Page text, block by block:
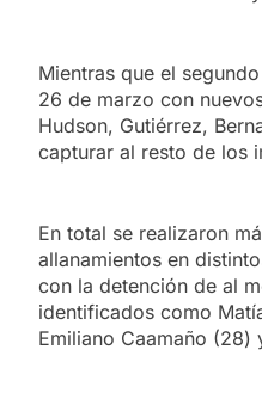
Mientras que el
26 de marzo con
Hudson, Gutiérrez,
capturar al resto de los
En total se realizaron
allanamientos en
con la detención de al
identificados como
Emiliano Caamaño (28)